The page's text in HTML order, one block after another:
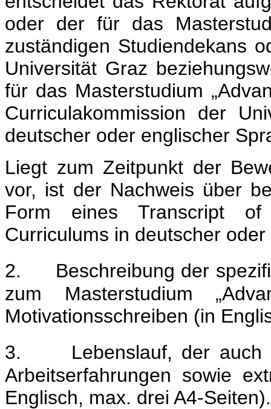
oder der für das
zuständigen Studiendekans
Universität Graz
für das Masterstudium
Curriculakommission der
deutscher oder englischer
Liegt zum Zeitpunkt der
vor, ist der Nachweis über
Form eines Transcript
Curriculums in deutscher
2.
Beschreibung der
zum Masterstudium
Motivationsschreiben (in
3.
Lebenslauf, der auch
Arbeitserfahrungen sowie
Englisch, max. drei A4-Seiten).